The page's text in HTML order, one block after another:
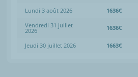
Lundi 3 août 2026
1636€
Vendredi 31 juillet
2026 1636€
Jeudi 30 juillet 2026 1663€